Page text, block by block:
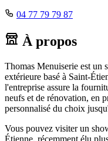
04 77 79 79 87
À propos
Thomas Menuiserie est un
extérieure basé à Saint-
l'entreprise assure la
neufs et de rénovation, en
personnalisé du choix
Vous pouvez visiter un
Étienne, récemment élu